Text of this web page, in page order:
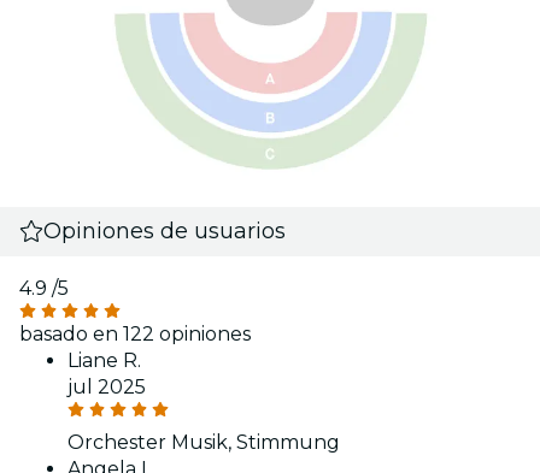
Opiniones de usuarios
4.9 /5
basado en 122 opiniones
Liane R.
jul 2025
Orchester Musik, Stimmung
Angela L.